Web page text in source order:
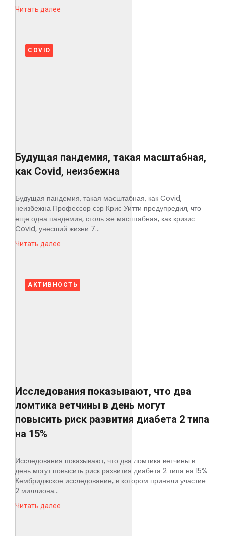
Читать далее
COVID
Будущая пандемия, такая масштабная,
как Covid, неизбежна
Будущая пандемия, такая масштабная, как Covid,
неизбежна Профессор сэр Крис Уитти предупредил, что
еще одна пандемия, столь же масштабная, как кризис
Covid, унесший жизни 7...
Читать далее
АКТИВНОСТЬ
Исследования показывают, что два
ломтика ветчины в день могут
повысить риск развития диабета 2 типа
на 15%
Исследования показывают, что два ломтика ветчины в
день могут повысить риск развития диабета 2 типа на 15%
Кембриджское исследование, в котором приняли участие
2 миллиона...
Читать далее